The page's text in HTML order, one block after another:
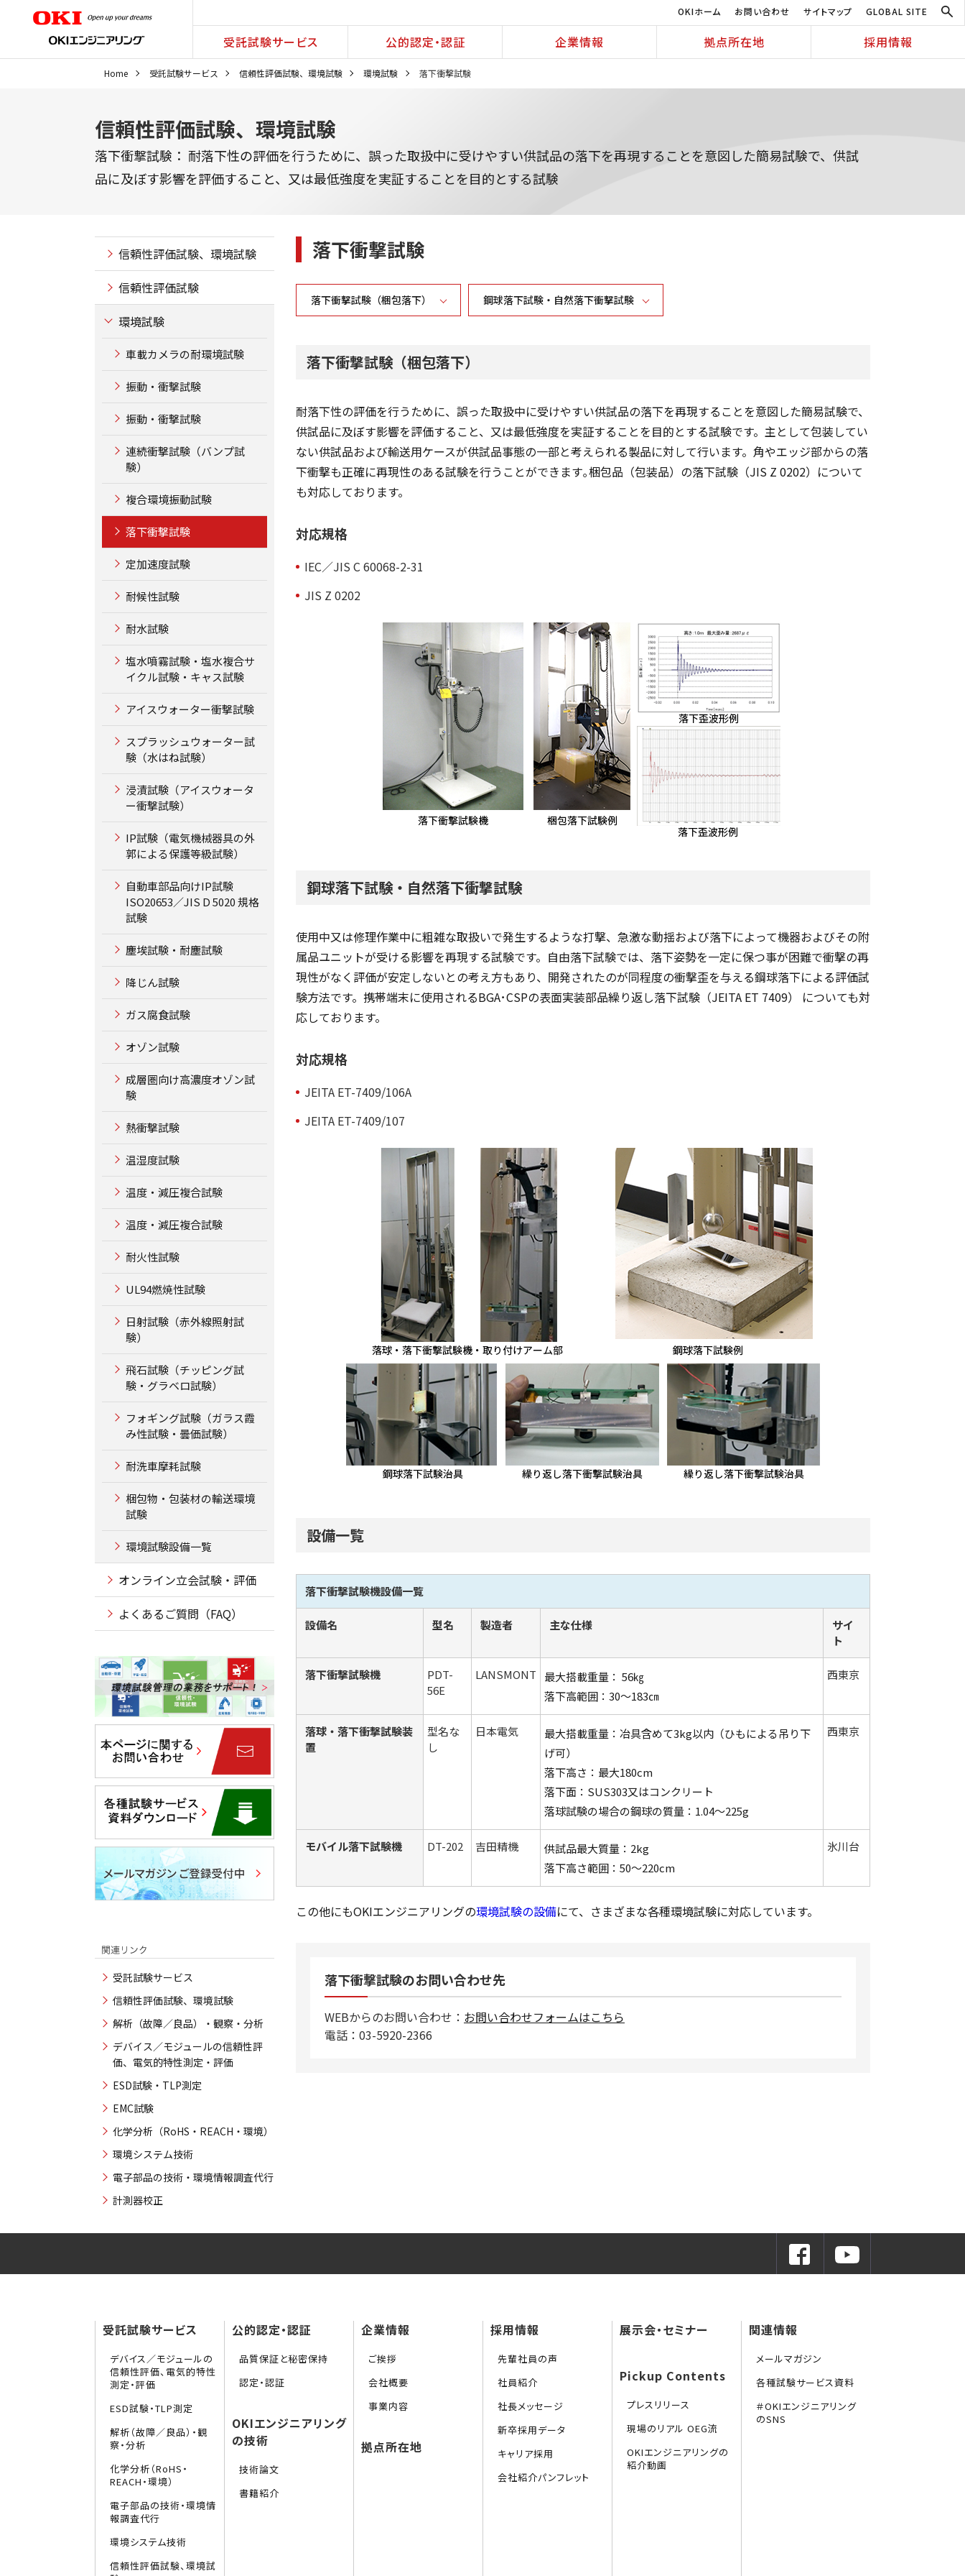
OKIホーム お問い合わせ サイトマップ GLOBAL SITE
受託試験サービス 公的認定・認証 企業情報 拠点所在地 採用情報
Home 受託試験サービス 信頼性評価試験、環境試験 環境試験 落下衝撃試験
信頼性評価試験、環境試験
落下衝撃試験： 耐落下性の評価を行うために、誤った取扱中に受けやすい供試品の落下を再現することを意図した簡易試験で、供試
品に及ぼす影響を評価すること、又は最低強度を実証することを目的とする試験
落下衝撃試験
落下衝撃試験（梱包落下） 鋼球落下試験・自然落下衝撃試験
落下衝撃試験（梱包落下）
耐落下性の評価を行うために、誤った取扱中に受けやすい供試品の落下を再現することを意図した簡易試験で、
供試品に及ぼす影響を評価すること、又は最低強度を実証することを目的とする試験です。主として包装してい
ない供試品および輸送用ケースが供試品事態の一部と考えられる製品に対して行います。角やエッジ部からの落
下衝撃も正確に再現性のある試験を行うことができます｡梱包品（包装品）の落下試験（JIS Z 0202）について
も対応しております。
対応規格
IEC／JIS C 60068-2-31
JIS Z 0202
鋼球落下試験・自然落下衝撃試験
使用中又は修理作業中に粗雑な取扱いで発生するような打撃、急激な動揺および落下によって機器およびその附
属品ユニットが受ける影響を再現する試験です。自由落下試験では、落下姿勢を一定に保つ事が困難で衝撃の再
現性がなく評価が安定しないとの考え方もあり、開発されたのが同程度の衝撃歪を与える鋼球落下による評価試
験方法です。携帯端末に使用されるBGA･CSPの表面実装部品繰り返し落下試験（JEITA ET 7409） についても対
応しております。
対応規格
JEITA ET-7409/106A
JEITA ET-7409/107
設備一覧
落下衝撃試験機設備一覧
設備名 型名 製造者 主な仕様
サイ
ト
落下衝撃試験機
PDT-
56E
LANSMONT
最大搭載重量： 56㎏
落下高範囲：30～183㎝
西東京
落球・落下衝撃試験装
置
型名な
し
日本電気
最大搭載重量：冶具含めて3kg以内（ひもによる吊り下
げ可）
落下高さ：最大180cm
落下面：SUS303又はコンクリート
落球試験の場合の鋼球の質量：1.04～225g
西東京
モバイル落下試験機 DT-202 吉田精機
供試品最大質量：2kg
落下高さ範囲：50～220cm
氷川台
この他にもOKIエンジニアリングの環境試験の設備にて、さまざまな各種環境試験に対応しています。
落下衝撃試験のお問い合わせ先
WEBからのお問い合わせ： お問い合わせフォームはこちら
電話：03-5920-2366
信頼性評価試験、環境試験
信頼性評価試験
環境試験
車載カメラの耐環境試験
振動・衝撃試験
振動・衝撃試験
連続衝撃試験（バンプ試
験）
複合環境振動試験
落下衝撃試験
定加速度試験
耐候性試験
耐水試験
塩水噴霧試験・塩水複合サ
イクル試験・キャス試験
アイスウォーター衝撃試験
スプラッシュウォーター試
験（水はね試験）
浸漬試験（アイスウォータ
ー衝撃試験）
IP試験（電気機械器具の外
郭による保護等級試験）
自動車部品向けIP試験
ISO20653／JIS D 5020 規格
試験
塵埃試験・耐塵試験
降じん試験
ガス腐食試験
オゾン試験
成層圏向け高濃度オゾン試
験
熱衝撃試験
温湿度試験
温度・減圧複合試験
温度・減圧複合試験
耐火性試験
UL94燃焼性試験
日射試験（赤外線照射試
験）
飛石試験（チッピング試
験・グラベロ試験）
フォギング試験（ガラス霞
み性試験・曇価試験）
耐洗車摩耗試験
梱包物・包装材の輸送環境
試験
環境試験設備一覧
オンライン立会試験・評価
よくあるご質問（FAQ）
受託試験サービス
信頼性評価試験、環境試験
解析（故障／良品）・観察・分析
デバイス／モジュールの信頼性評
価、電気的特性測定・評価
ESD試験・TLP測定
EMC試験
化学分析（RoHS・REACH・環境）
環境システム技術
電子部品の技術・環境情報調査代行
計測器校正
受託試験サービス
デバイス／モジュールの
信頼性評価、電気的特性
測定・評価
ESD試験・TLP測定
解析（故障／良品）・観
察・分析
化学分析（RoHS・
REACH・環境）
電子部品の技術・環境情
報調査代行
環境システム技術
信頼性評価試験、環境試
公的認定・認証
品質保証と秘密保持
認定・認証
OKIエンジニアリング
の技術
技術論文
書籍紹介
企業情報
ご挨拶
会社概要
事業内容
拠点所在地
採用情報
先輩社員の声
社員紹介
社長メッセージ
新卒採用データ
キャリア採用
会社紹介パンフレット
展示会・セミナー
Pickup Contents
プレスリリース
現場のリアル OEG流
OKIエンジニアリングの
紹介動画
関連情報
メールマガジン
各種試験サービス資料
＃OKIエンジニアリング
のSNS